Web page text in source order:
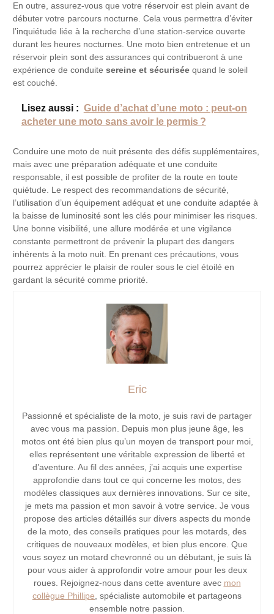
En outre, assurez-vous que votre réservoir est plein avant de
débuter votre parcours nocturne. Cela vous permettra d’éviter
l’inquiétude liée à la recherche d’une station-service ouverte
durant les heures nocturnes. Une moto bien entretenue et un
réservoir plein sont des assurances qui contribueront à une
expérience de conduitesereine et sécurisée quand le soleil
est couché.
Lisez aussi : Guide d’achat d’une moto : peut-on
acheter une moto sans avoir le permis ?
Conduire une moto de nuit présente des défis supplémentaires,
mais avec une préparation adéquate et une conduite
responsable, il est possible de profiter de la route en toute
quiétude. Le respect des recommandations de sécurité,
l’utilisation d’un équipement adéquat et une conduite adaptée à
la baisse de luminosité sont les clés pour minimiser les risques.
Une bonne visibilité, une allure modérée et une vigilance
constante permettront de prévenir la plupart des dangers
inhérents à la moto nuit. En prenant ces précautions, vous
pourrez apprécier le plaisir de rouler sous le ciel étoilé en
gardant la sécurité comme priorité.
Eric
Passionné et spécialiste de la moto, je suis ravi de partager
avec vous ma passion. Depuis mon plus jeune âge, les
motos ont été bien plus qu’un moyen de transport pour moi,
elles représentent une véritable expression de liberté et
d’aventure. Au fil des années, j’ai acquis une expertise
approfondie dans tout ce qui concerne les motos, des
modèles classiques aux dernières innovations. Sur ce site,
je mets ma passion et mon savoir à votre service. Je vous
propose des articles détaillés sur divers aspects du monde
de la moto, des conseils pratiques pour les motards, des
critiques de nouveaux modèles, et bien plus encore. Que
vous soyez un motard chevronné ou un débutant, je suis là
pour vous aider à approfondir votre amour pour les deux
roues. Rejoignez-nous dans cette aventure avec mon
collègue Phillipe , spécialiste automobile et partageons
ensemble notre passion.